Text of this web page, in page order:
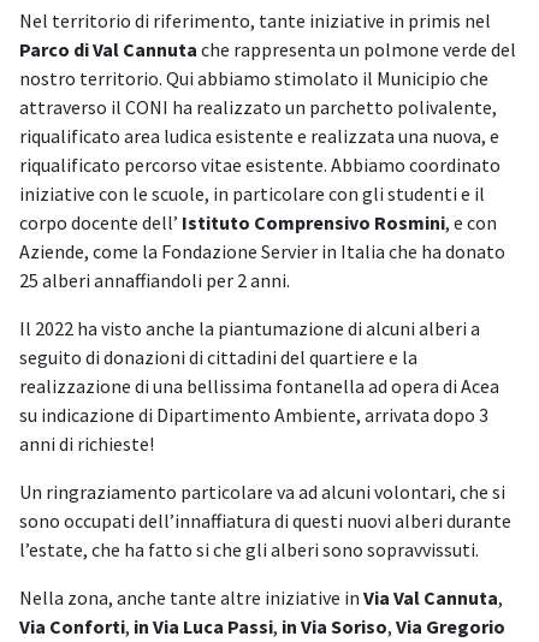
Nel territorio di riferimento, tante iniziative in primis nel
Parco di Val Cannuta che rappresenta un polmone verde del
nostro territorio. Qui abbiamo stimolato il Municipio che
attraverso il CONI ha realizzato un parchetto polivalente,
riqualificato area ludica esistente e realizzata una nuova, e
riqualificato percorso vitae esistente. Abbiamo coordinato
iniziative con le scuole, in particolare con gli studenti e il
corpo docente dell’ Istituto Comprensivo Rosmini, e con
Aziende, come la Fondazione Servier in Italia che ha donato
25 alberi annaffiandoli per 2 anni.
Il 2022 ha visto anche la piantumazione di alcuni alberi a
seguito di donazioni di cittadini del quartiere e la
realizzazione di una bellissima fontanella ad opera di Acea
su indicazione di Dipartimento Ambiente, arrivata dopo 3
anni di richieste!
Un ringraziamento particolare va ad alcuni volontari, che si
sono occupati dell’innaffiatura di questi nuovi alberi durante
l’estate, che ha fatto si che gli alberi sono sopravvissuti.
Nella zona, anche tante altre iniziative in Via Val Cannuta,
Via Conforti, in Via Luca Passi, in Via Soriso, Via Gregorio